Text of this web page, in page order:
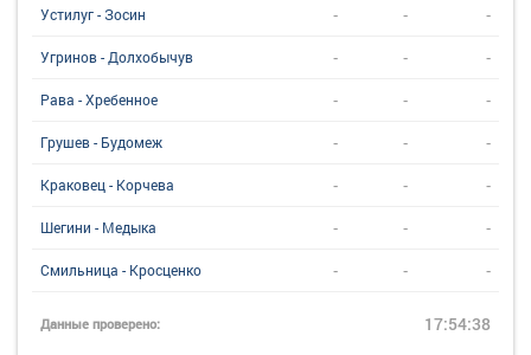
Устилуг - Зосин - - -
Угринов - Долхобычув - - -
Рава - Хребенное - - -
Грушев - Будомеж - - -
Краковец - Корчева - - -
Шегини - Медыка - - -
Смильница - Кросценко - - -
Данные проверено: 17:54:38